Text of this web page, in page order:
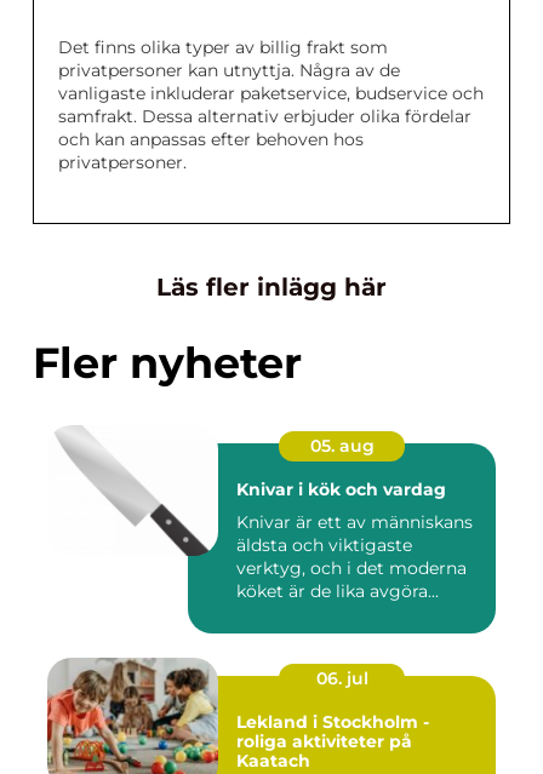
Det finns olika typer av billig frakt som
privatpersoner kan utnyttja. Några av de
vanligaste inkluderar paketservice, budservice och
samfrakt. Dessa alternativ erbjuder olika fördelar
och kan anpassas efter behoven hos
privatpersoner.
Läs fler inlägg här
Fler nyheter
05. aug
Knivar i kök och vardag
Knivar är ett av människans
äldsta och viktigaste
verktyg, och i det moderna
köket är de lika avgöra...
06. jul
Lekland i Stockholm -
roliga aktiviteter på
Kaatach